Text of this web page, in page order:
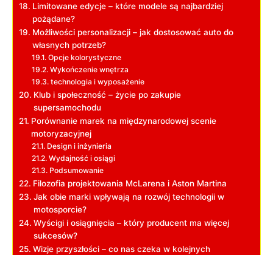
Limitowane edycje – które modele są najbardziej
pożądane?
Możliwości personalizacji – jak dostosować auto do
własnych potrzeb?
Opcje kolorystyczne
Wykończenie wnętrza
technologia i wyposażenie
Klub i społeczność – życie po zakupie
supersamochodu
Porównanie marek na międzynarodowej scenie
motoryzacyjnej
Design i inżynieria
Wydajność i osiągi
Podsumowanie
Filozofia projektowania McLarena i Aston Martina
Jak obie marki wpływają na rozwój technologii w
motosporcie?
Wyścigi i osiągnięcia – który producent ma więcej
sukcesów?
Wizje przyszłości – co nas czeka w kolejnych